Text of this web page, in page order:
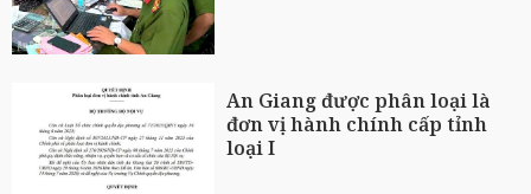
An Giang được phân loại là
đơn vị hành chính cấp tỉnh
loại I